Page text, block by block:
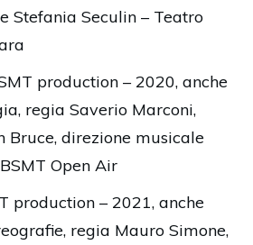
Stefania Seculin – Teatro
production – 2020, anche
regia Saverio Marconi,
Bruce, direzione musicale
Open Air
production – 2021, anche
regia Mauro Simone,